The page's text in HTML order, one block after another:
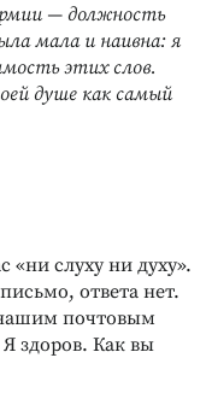
— должность
мала и наивна: я
этих слов.
душе как самый
слуху ни духу».
ответа нет.
почтовым
здоров. Как вы